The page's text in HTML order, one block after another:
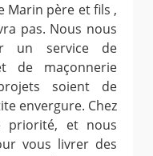
Marin père et fils ,
pas. Nous nous
un service de
de maçonnerie
soient de
envergure. Chez
priorité, et nous
vous livrer des